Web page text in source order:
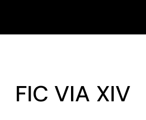
FIC VIA XIV